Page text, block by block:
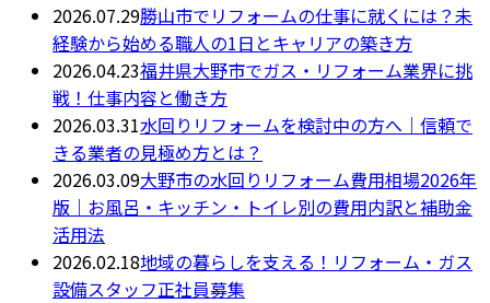
2026.07.29勝山市でリフォームの仕事に就くには？未
経験から始める職人の1日とキャリアの築き方
2026.04.23福井県大野市でガス・リフォーム業界に挑
戦！仕事内容と働き方
2026.03.31水回りリフォームを検討中の方へ｜信頼で
きる業者の見極め方とは？
2026.03.09大野市の水回りリフォーム費用相場2026年
版｜お風呂・キッチン・トイレ別の費用内訳と補助金
活用法
2026.02.18地域の暮らしを支える！リフォーム・ガス
設備スタッフ正社員募集